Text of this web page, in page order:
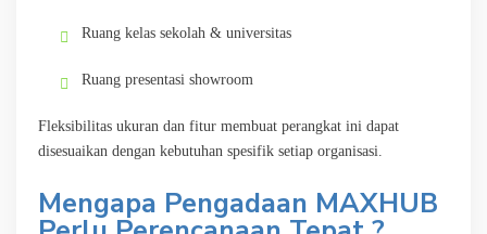
Ruang kelas sekolah & universitas
Ruang presentasi showroom
Fleksibilitas ukuran dan fitur membuat perangkat ini dapat
disesuaikan dengan kebutuhan spesifik setiap organisasi.
Mengapa Pengadaan MAXHUB